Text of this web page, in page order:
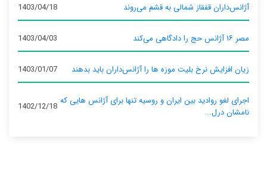
آژانس‌داران قفقاز شمالی به قشم می‌روند 1403/04/18
مصر ۱۶ آژانس حج را دادگاهی می‌کند 1403/04/03
زیان افزایش نرخ بلیت موزه ها را آژانس‌داران باید بدهند 1403/01/07
اجرای لغو روادید بین ایران و روسیه تنها برای آژانس‌ هایی که
نامشان درل...
1402/12/18